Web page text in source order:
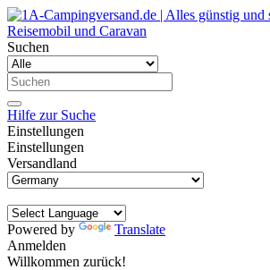
Suchen
Hilfe zur Suche
Einstellungen
Einstellungen
Versandland
Powered by
Translate
Anmelden
Willkommen zurück!